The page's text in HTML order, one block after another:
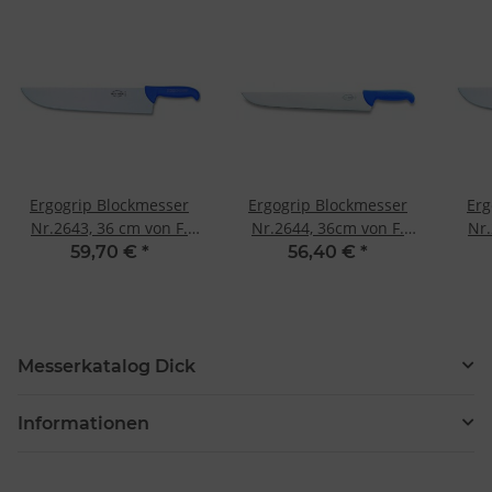
Ergogrip Blockmesser
Nr.2643, 36 cm von F.
Dick
59,70 € *
Ergogrip Blockmesser
Nr.2644, 36cm von F.
Dick
56,40 € *
Messerkatalog Dick
Informationen